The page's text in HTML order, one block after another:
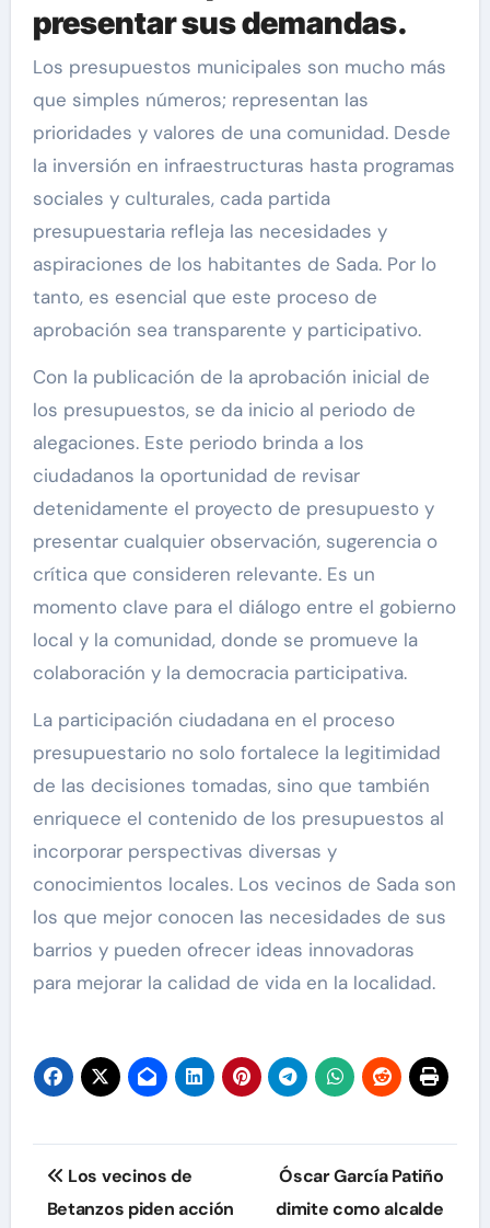
presentar sus demandas.
Los presupuestos municipales son mucho más
que simples números; representan las
prioridades y valores de una comunidad. Desde
la inversión en infraestructuras hasta programas
sociales y culturales, cada partida
presupuestaria refleja las necesidades y
aspiraciones de los habitantes de Sada. Por lo
tanto, es esencial que este proceso de
aprobación sea transparente y participativo.
Con la publicación de la aprobación inicial de
los presupuestos, se da inicio al periodo de
alegaciones. Este periodo brinda a los
ciudadanos la oportunidad de revisar
detenidamente el proyecto de presupuesto y
presentar cualquier observación, sugerencia o
crítica que consideren relevante. Es un
momento clave para el diálogo entre el gobierno
local y la comunidad, donde se promueve la
colaboración y la democracia participativa.
La participación ciudadana en el proceso
presupuestario no solo fortalece la legitimidad
de las decisiones tomadas, sino que también
enriquece el contenido de los presupuestos al
incorporar perspectivas diversas y
conocimientos locales. Los vecinos de Sada son
los que mejor conocen las necesidades de sus
barrios y pueden ofrecer ideas innovadoras
para mejorar la calidad de vida en la localidad.
Navegación
de
Los vecinos de
Betanzos piden acción
Óscar García Patiño
dimite como alcalde